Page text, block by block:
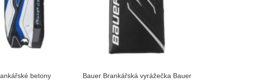
betony
Bauer Brankářská vyrážečka Bauer